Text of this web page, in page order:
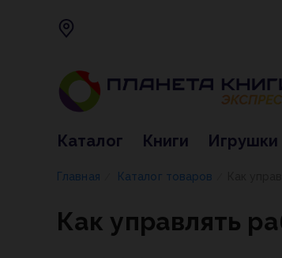
Каталог Книги Игрушки
Главная Каталог товаров
Как управлять